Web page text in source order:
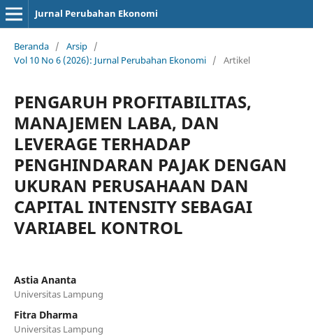
Jurnal Perubahan Ekonomi
Beranda / Arsip /
Vol 10 No 6 (2026): Jurnal Perubahan Ekonomi / Artikel
PENGARUH PROFITABILITAS,
MANAJEMEN LABA, DAN
LEVERAGE TERHADAP
PENGHINDARAN PAJAK DENGAN
UKURAN PERUSAHAAN DAN
CAPITAL INTENSITY SEBAGAI
VARIABEL KONTROL
Astia Ananta
Universitas Lampung
Fitra Dharma
Universitas Lampung